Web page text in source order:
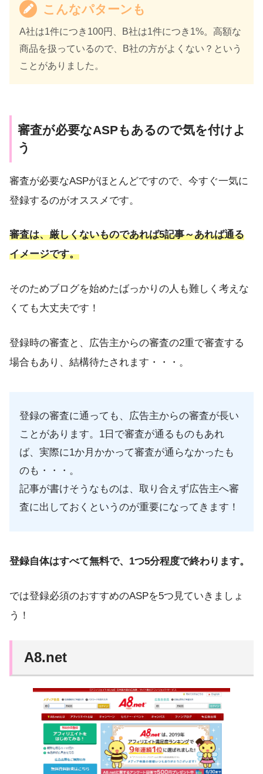
こんなパターンも
A社は1件につき100円、B社は1件につき1%。高額な
商品を扱っているので、B社の方がよくない？という
ことがありました。
審査が必要なASPもあるので気を付けよ
う
審査が必要なASPがほとんどですので、今すぐ一気に
登録するのがオススメです。
審査は、厳しくないものであれば5記事～あれば通る
イメージです。
そのためブログを始めたばっかりの人も難しく考えな
くても大丈夫です！
登録時の審査と、広告主からの審査の2重で審査する
場合もあり、結構待たされます・・・。
登録の審査に通っても、広告主からの審査が長い
ことがあります。1日で審査が通るものもあれ
ば、実際に1か月かかって審査が通らなかったも
のも・・・。
記事が書けそうなものは、取り合えず広告主へ審
査に出しておくというのが重要になってきます！
登録自体はすべて無料で、1つ5分程度で終わります。
では登録必須のおすすめのASPを5つ見ていきましょ
う！
A8.net